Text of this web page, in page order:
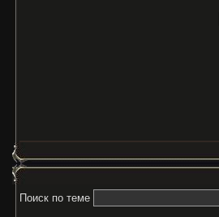
Поиск по теме